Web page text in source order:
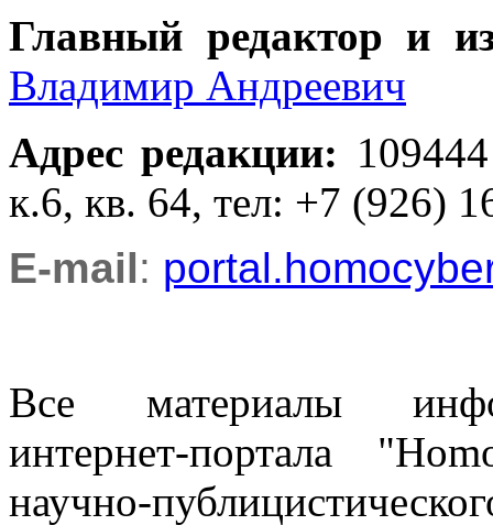
Главный редактор и
Владимир Андреевич
Адрес редакции:
к.6, кв. 64, тел: +7 (926)
E-mail:
Все материалы
интернет-портала
научно-